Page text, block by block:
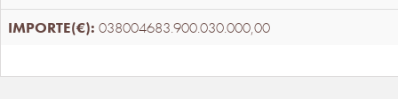
038004683.900.030.000,00